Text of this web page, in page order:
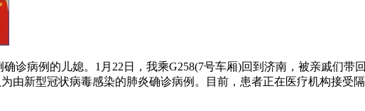
诊病例的儿媳。1月22日，我乘G258(7号车厢)回到济南，被亲戚们带
由新型冠状病毒感染的肺炎确诊病例。目前，患者正在医疗机构接受